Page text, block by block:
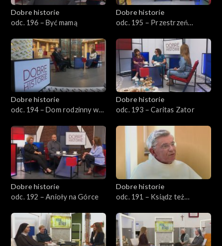
Dobre historie
odc. 196 – Być mamą
Dobre historie
odc. 195 – Przestrzeń
Dobre historie
odc. 194 – Dom rodzinny w
Dobre historie
odc. 193 – Caritas Zator
Dobre historie
odc. 192 – Anioły na Górce
Dobre historie
odc. 191 – Ksiądz też